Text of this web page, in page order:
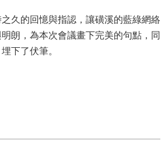
久的回憶與指認，讓磺溪的藍綠網絡
朗，為本次會議畫下完美的句點，同
下了伏筆。